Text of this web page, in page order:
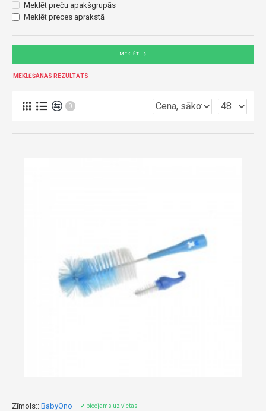
Meklēt preču apakšgrupās
Meklēt preces aprakstā
MEKLĒT
MEKLĒŠANAS REZULTĀTS
0
Zīmols:: BabyOno ✔ pieejams uz vietas